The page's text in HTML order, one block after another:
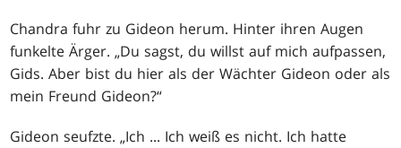
Chandra fuhr zu Gideon herum. Hinter ihren Augen
funkelte Ärger. „Du sagst, du willst auf mich aufpassen,
Gids. Aber bist du hier als der Wächter Gideon oder als
mein Freund Gideon?“
Gideon seufzte. „Ich ... Ich weiß es nicht. Ich hatte